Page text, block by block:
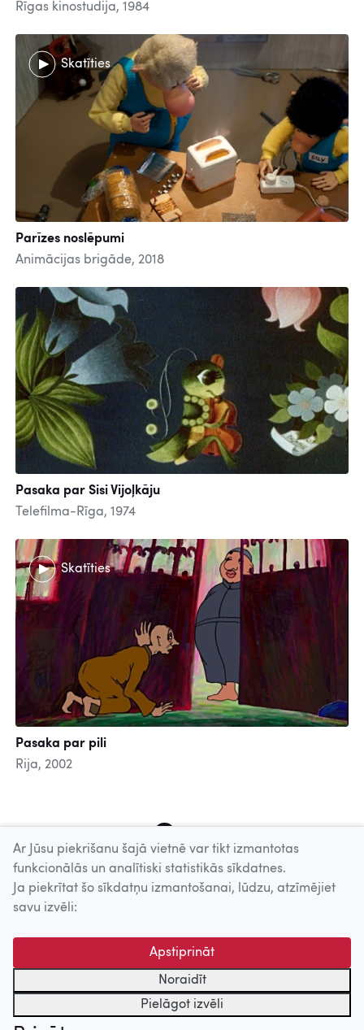
Rīgas kinostudija, 1984
Skatīties
Parīzes noslēpumi
Animācijas brigāde, 2018
Pasaka par Sisi Vijoļkāju
Telefilma-Rīga, 1974
Skatīties
Pasaka par pili
Rija, 2002
Uz augšu
© 2026 Nacionālais Kino centrs, Kultūras informācijas sistēmu
centrs. Sadarbības partneris: Latvijas Valsts
kinofotofonodokumentu arhīvs.
Ar Jūsu piekrišanu šajā vietnē var tikt izmantotas
funkcionālās un analītiski statistikās sīkdatnes.
Ja piekrītat šo sīkdatņu izmantošanai, lūdzu, atzīmējiet
savu izvēli:
Apstiprināt
Noraidīt
Pielāgot izvēli